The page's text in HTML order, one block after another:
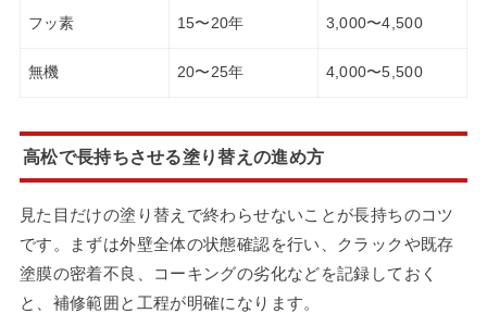
フッ素 15〜20年 3,000〜4,500
無機 20〜25年 4,000〜5,500
高松で長持ちさせる塗り替えの進め方
見た目だけの塗り替えで終わらせないことが長持ちのコツ
です。まずは外壁全体の状態確認を行い、クラックや既存
塗膜の密着不良、コーキングの劣化などを記録しておく
と、補修範囲と工程が明確になります。